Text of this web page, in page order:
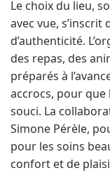
Le choix du lieu,
avec vue,
d’authenticité.
des repas, des
préparés à
accrocs, pour
souci. La
Simone Pérèle,
pour les soins
confort et de